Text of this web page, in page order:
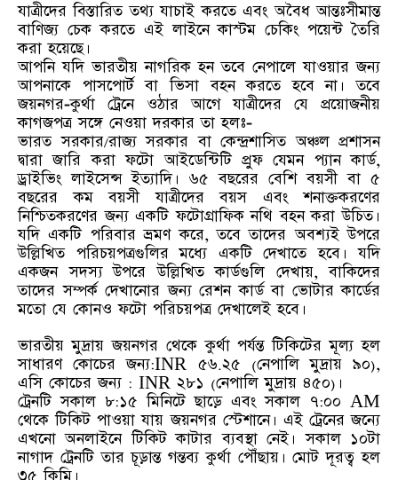
যাত্রীদের বিস্তারিত তথ্য যাচাই করতে এবং অবৈধ আন্তঃসীমান্ত
বাণিজ্য চেক করতে এই লাইনে কাস্টম চেকিং পয়েন্ট তৈরি
করা হয়েছে।
আপনি যদি ভারতীয় নাগরিক হন তবে নেপালে যাওয়ার জন্য
আপনাকে পাসপোর্ট বা ভিসা বহন করতে হবে না। তবে
জয়নগর-কুর্থা ট্রেনে ওঠার আগে যাত্রীদের যে প্রয়োজনীয়
কাগজপত্র সঙ্গে নেওয়া দরকার তা হলঃ-
ভারত সরকার/রাজ্য সরকার বা কেন্দ্রশাসিত অঞ্চল প্রশাসন
দ্বারা জারি করা ফটো আইডেন্টিটি প্রুফ যেমন প্যান কার্ড,
ড্রাইভিং লাইসেন্স ইত্যাদি। ৬৫ বছরের বেশি বয়সী বা ৫
বছরের কম বয়সী যাত্রীদের বয়স এবং শনাক্তকরণের
নিশ্চিতকরণের জন্য একটি ফটোগ্রাফিক নথি বহন করা উচিত।
যদি একটি পরিবার ভ্রমণ করে, তবে তাদের অবশ্যই উপরে
উল্লিখিত পরিচয়পত্রগুলির মধ্যে একটি দেখাতে হবে। যদি
একজন সদস্য উপরে উল্লিখিত কার্ডগুলি দেখায়, বাকিদের
তাদের সম্পর্ক দেখানোর জন্য রেশন কার্ড বা ভোটার কার্ডের
মতো যে কোনও ফটো পরিচয়পত্র দেখালেই হবে।
ভারতীয় মুদ্রায় জয়নগর থেকে কুর্থা পর্যন্ত টিকিটের মূল্য হল
সাধারণ কোচের জন্য:INR ৫৬.২৫ (নেপালি মুদ্রায় ৯০),
এসি কোচের জন্য : INR ২৮১ (নেপালি মুদ্রায় ৪৫০)।
ট্রেনটি সকাল ৮:১৫ মিনিটে ছাড়ে এবং সকাল ৭:০০ AM
থেকে টিকিট পাওয়া যায় জয়নগর স্টেশানে। এই ট্রেনের জন্যে
এখনো অনলাইনে টিকিট কাটার ব্যবস্থা নেই। সকাল ১০টা
নাগাদ ট্রেনটি তার চূড়ান্ত গন্তব্য কুর্থা পৌঁছায়। মোট দূরত্ব হল